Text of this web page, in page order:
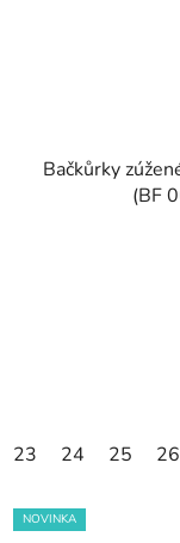
Bačkůrky
(BF
23 24 25 26
NOVINKA